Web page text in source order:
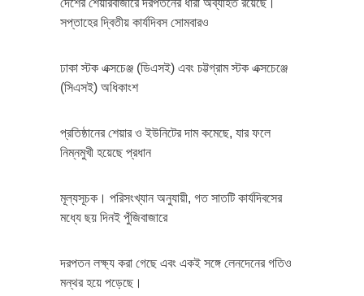
দেশের শেয়ারবাজারে দরপতনের ধারা অব্যাহত রয়েছে।
সপ্তাহের দ্বিতীয় কার্যদিবস সোমবারও
ঢাকা স্টক এক্সচেঞ্জ (ডিএসই) এবং চট্টগ্রাম স্টক এক্সচেঞ্জে
(সিএসই) অধিকাংশ
প্রতিষ্ঠানের শেয়ার ও ইউনিটের দাম কমেছে, যার ফলে
নিম্নমুখী হয়েছে প্রধান
মূল্যসূচক। পরিসংখ্যান অনুযায়ী, গত সাতটি কার্যদিবসের
মধ্যে ছয় দিনই পুঁজিবাজারে
দরপতন লক্ষ্য করা গেছে এবং একই সঙ্গে লেনদেনের গতিও
মন্থর হয়ে পড়েছে।